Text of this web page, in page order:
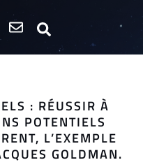
: RÉUSSIR À
POTENTIELS
L’EXEMPLE
GOLDMAN.